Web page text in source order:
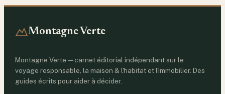
Montagne Verte
Montagne Verte — carnet éditorial indépendant sur le
voyage responsable, la maison & l'habitat et l'immobilier. Des
guides écrits pour aider à décider.